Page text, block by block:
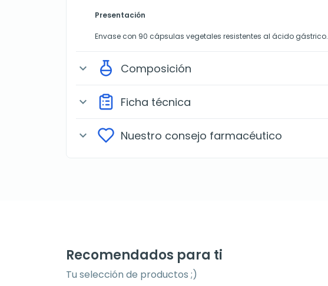
Presentación
Envase con 90 cápsulas vegetales resistentes al ácido gástrico.
expand_more Composición
expand_more Ficha técnica
expand_more Nuestro consejo farmacéutico
Recomendados para ti
Tu selección de productos ;)